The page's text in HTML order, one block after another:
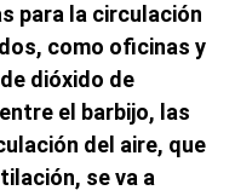
para la circulación
como oficinas y
dióxido de
el barbijo, las
del aire, que
se va a